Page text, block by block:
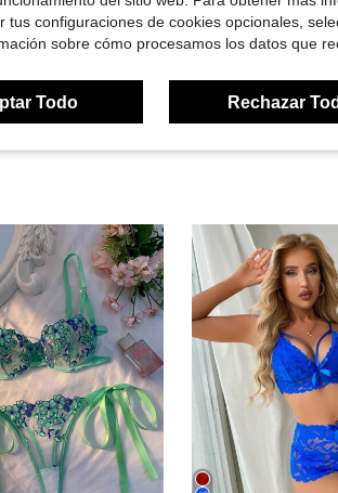
configuraciones de cookies opcionales,
sobre cómo procesamos los datos que
Todo Rechazar